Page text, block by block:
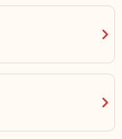
chevron_right
chevron_right